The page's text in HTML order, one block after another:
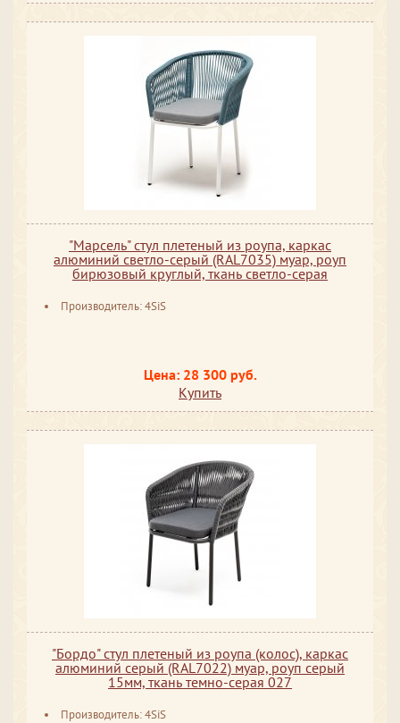
"Марсель" стул плетеный из роупа, каркас
алюминий светло-серый (RAL7035) муар, роуп
бирюзовый круглый, ткань светло-серая
Производитель: 4SiS
Цена: 28 300 руб.
Купить
"Бордо" стул плетеный из роупа (колос), каркас
алюминий серый (RAL7022) муар, роуп серый
15мм, ткань темно-серая 027
Производитель: 4SiS